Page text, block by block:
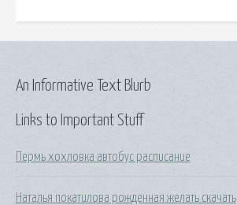
Links to Important Stuff
Пермь хохловка автобус расписание
Наталья покатилова рожденная желать скачать
An Informative Text Blurb